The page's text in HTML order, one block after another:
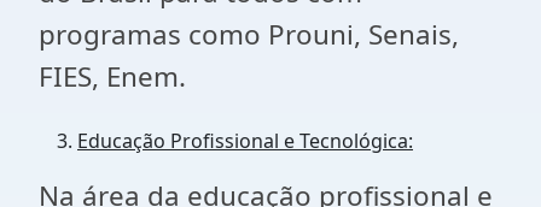
programas como Prouni, Senais,
FIES, Enem.
Educação Profissional e Tecnológica:
Na área da educação profissional e